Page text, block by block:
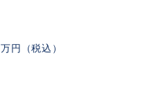
万円（税込）